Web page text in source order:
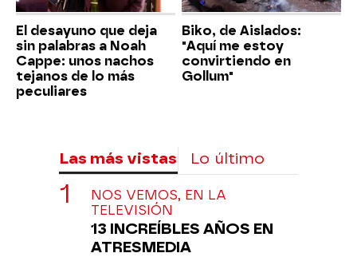
El desayuno que deja
sin palabras a Noah
Cappe: unos nachos
tejanos de lo más
peculiares
Biko, de Aislados:
"Aquí me estoy
convirtiendo en
Gollum"
Las más vistas Lo último
NOS VEMOS, EN LA
TELEVISIÓN
13 INCREÍBLES AÑOS EN
ATRESMEDIA